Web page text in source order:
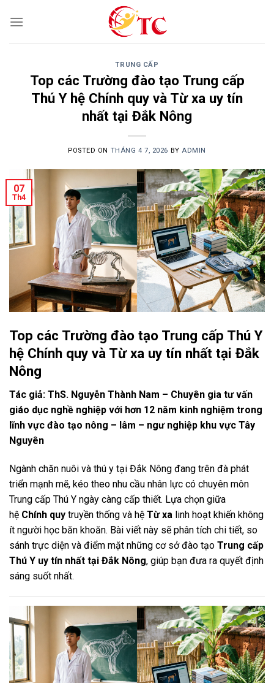
TRUNG CẤP
Top các Trường đào tạo Trung cấp
Thú Y hệ Chính quy và Từ xa uy tín
nhất tại Đắk Nông
POSTED ON THÁNG 4 7, 2026 BY ADMIN
07
Th4
Top các Trường đào tạo Trung cấp Thú Y
hệ Chính quy và Từ xa uy tín nhất tại Đắk
Nông
Tác giả: ThS. Nguyễn Thành Nam – Chuyên gia tư vấn
giáo dục nghề nghiệp với hơn 12 năm kinh nghiệm trong
lĩnh vực đào tạo nông – lâm – ngư nghiệp khu vực Tây
Nguyên
Ngành chăn nuôi và thú y tại Đắk Nông đang trên đà phát
triển mạnh mẽ, kéo theo nhu cầu nhân lực có chuyên môn
Trung cấp Thú Y ngày càng cấp thiết. Lựa chọn giữa
hệ Chính quy truyền thống và hệ Từ xa linh hoạt khiến không
ít người học băn khoăn. Bài viết này sẽ phân tích chi tiết, so
sánh trực diện và điểm mặt những cơ sở đào tạo Trung cấp
Thú Y uy tín nhất tại Đắk Nông, giúp bạn đưa ra quyết định
sáng suốt nhất.